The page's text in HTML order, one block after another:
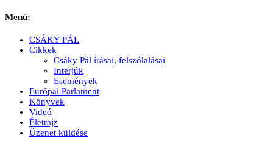
Menü:
CSÁKY PÁL
Cikkek
Csáky Pál írásai, felszólalásai
Interjúk
Események
Európai Parlament
Könyvek
Videó
Életrajz
Üzenet küldése